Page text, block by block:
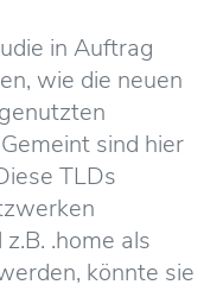
in Auftrag
wie die neuen
sind hier
TLDs
.home als
könnte sie